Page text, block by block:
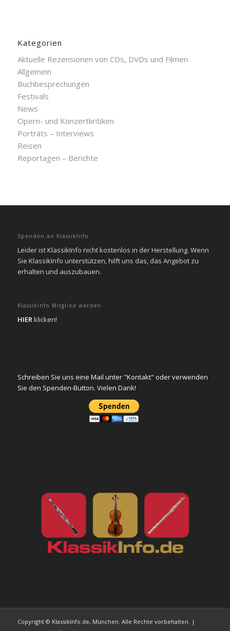
Kategorien
Aktuelle Rezensionen von CDs, DVDs und Filmen
Allgemein
Buchbesprechungen
Festivals
News
Opern- und Konzertkritiken
Porträts – Interviews
Reisen
Reportagen – Berichte
Spenden an KlassikInfo
Leider ist KlassikInfo nicht kostenlos in der Herstellung. Wenn
Sie KlassikInfo unterstützen, hilft uns das, das Angebot zu
erhalten und auszubauen.
Klassikinfo Mitglied werden
HIERklicken!
Schreiben Sie uns eine Mail unter "Kontakt" oder verwenden
Sie den Spenden-Button. Vielen Dank!
Copyright © KlassikInfo.de, München. Alle Rechte vorbehalten. |